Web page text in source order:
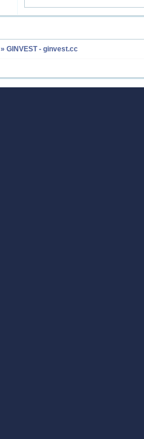
»GINVEST - ginvest.cc